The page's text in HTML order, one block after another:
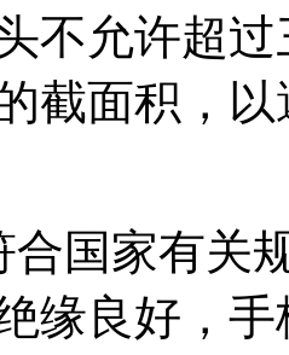
不允许超
截面积，
合国家有关
缘良好，